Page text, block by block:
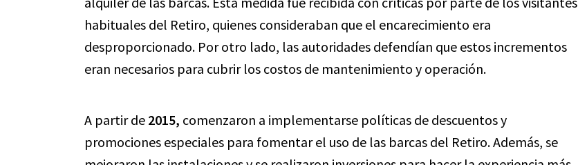
habituales del Retiro, quienes consideraban que el encarecimiento era
desproporcionado. Por otro lado, las autoridades defendían que estos incrementos
eran necesarios para cubrir los costos de mantenimiento y operación.
A partir de 2015, comenzaron a implementarse políticas de descuentos y
promociones especiales para fomentar el uso de las barcas del Retiro. Además, se